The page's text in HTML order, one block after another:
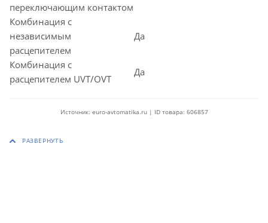
переключающим контактом
Комбинация с
независимым
расцепителем
Да
Комбинация с
расцепителем UVT/OVT
Да
Источник: euro-avtomatika.ru | ID товара: 606857